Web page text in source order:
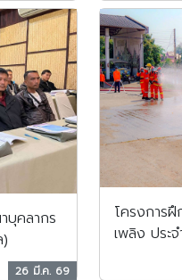
บุคลากร
26 มี.ค. 69
โครงการ
เพลิง ประ